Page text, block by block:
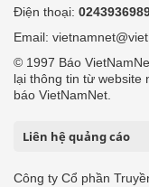
Điện thoại:
Email:
© 1997 Báo
lại thông tin từ website
báo VietNamNet.
Liên hệ quảng cáo
Công ty Cổ phần